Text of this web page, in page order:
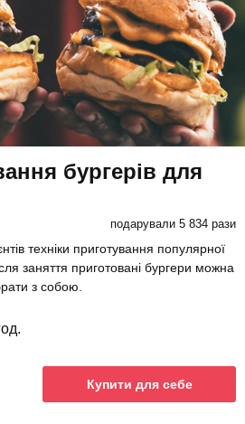
бургерів для
подарували 5 834 рази
техніки приготування популярної
заняття приготовані бургери можна
з собою.
Купити для себе